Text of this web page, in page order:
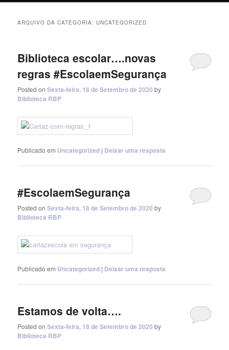
ARQUIVO DA CATEGORIA:UNCATEGORIZED
Biblioteca escolar….novas
regras #EscolaemSegurança
Posted onSexta-feira, 18 de Setembro de 2020 by
Biblioteca RBP
Publicado em Uncategorized | Deixar uma resposta
#EscolaemSegurança
Posted onSexta-feira, 18 de Setembro de 2020 by
Biblioteca RBP
Publicado em Uncategorized | Deixar uma resposta
Estamos de volta….
Posted onSexta-feira, 18 de Setembro de 2020 by
Biblioteca RBP